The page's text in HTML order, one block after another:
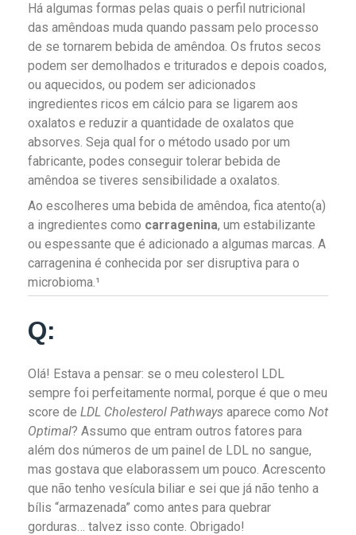
Há algumas formas pelas quais o perfil nutricional
das amêndoas muda quando passam pelo processo
de se tornarem bebida de amêndoa. Os frutos secos
podem ser demolhados e triturados e depois coados,
ou aquecidos, ou podem ser adicionados
ingredientes ricos em cálcio para se ligarem aos
oxalatos e reduzir a quantidade de oxalatos que
absorves. Seja qual for o método usado por um
fabricante, podes conseguir tolerar bebida de
amêndoa se tiveres sensibilidade a oxalatos.
Ao escolheres uma bebida de amêndoa, fica atento(a)
a ingredientes como carragenina, um estabilizante
ou espessante que é adicionado a algumas marcas. A
carragenina é conhecida por ser disruptiva para o
microbioma.¹
Q:
Olá! Estava a pensar: se o meu colesterol LDL
sempre foi perfeitamente normal, porque é que o meu
score de LDL Cholesterol Pathways aparece como Not
Optimal? Assumo que entram outros fatores para
além dos números de um painel de LDL no sangue,
mas gostava que elaborassem um pouco. Acrescento
que não tenho vesícula biliar e sei que já não tenho a
bílis “armazenada” como antes para quebrar
gorduras… talvez isso conte. Obrigado!